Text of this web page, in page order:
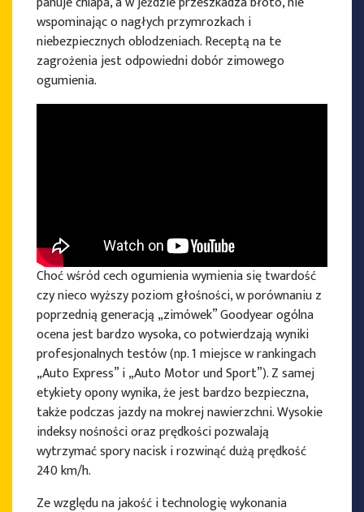
wspominając o nagłych przymrozkach i
niebezpiecznych oblodzeniach. Receptą na te
zagrożenia jest odpowiedni dobór zimowego
ogumienia.
Choć wśród cech ogumienia wymienia się twardość
czy nieco wyższy poziom głośności, w porównaniu z
poprzednią generacją „zimówek” Goodyear ogólna
ocena jest bardzo wysoka, co potwierdzają wyniki
profesjonalnych testów (np. 1 miejsce w rankingach
„Auto Express” i „Auto Motor und Sport”). Z samej
etykiety opony wynika, że jest bardzo bezpieczna,
także podczas jazdy na mokrej nawierzchni. Wysokie
indeksy nośności oraz prędkości pozwalają
wytrzymać spory nacisk i rozwinąć dużą prędkość
240 km/h.
Ze względu na jakość i technologię wykonania